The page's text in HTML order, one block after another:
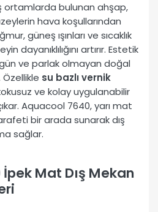
ortamlarda bulunan ahşap,
hava koşullarından
güneş ışınları ve sıcaklık
dayanıklılığını artırır. Estetik
ve parlak olmayan doğal
Özellikle su bazlı vernik
ve kolay uygulanabilir
Aquacool 7640, yarı mat
bir arada sunarak dış
sağlar.
Mat Dış Mekan